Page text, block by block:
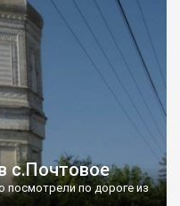
с.Почтовое
по дороге из